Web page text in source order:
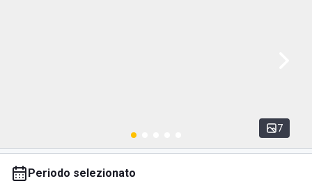
7
Periodo selezionato